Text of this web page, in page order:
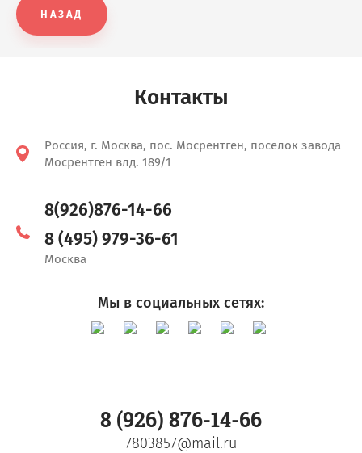
НАЗАД
8 (926) 876-14-66
7803857@mail.ru
Контакты
Россия, г. Москва, пос. Мосрентген, поселок завода
Мосрентген влд. 189/1
8(926)876-14-66
8 (495) 979-36-61
Москва
Мы в социальных сетях: